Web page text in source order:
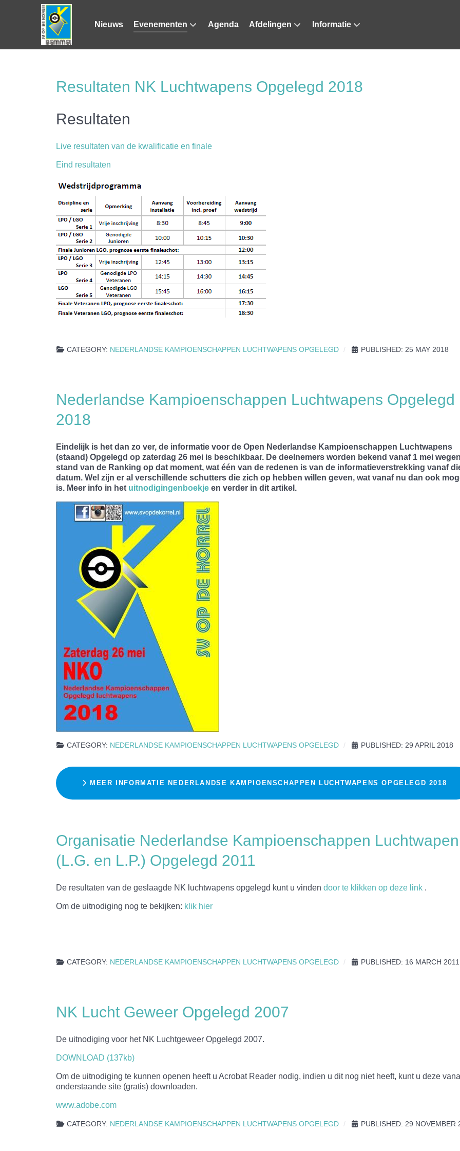
Nieuws Evenementen Agenda Afdelingen Informatie
Resultaten NK Luchtwapens Opgelegd 2018
Resultaten
Live resultaten van de kwalificatie en finale
Eind resultaten
CATEGORY: NEDERLANDSE KAMPIOENSCHAPPEN LUCHTWAPENS OPGELEGD PUBLISHED: 25 MAY 2018
Nederlandse Kampioenschappen Luchtwapens Opgelegd
2018
Eindelijk is het dan zo ver, de informatie voor de Open Nederlandse Kampioenschappen Luchtwapens
(staand) Opgelegd op zaterdag 26 mei is beschikbaar. De deelnemers worden bekend vanaf 1 mei
stand van de Ranking op dat moment, wat één van de redenen is van de informatieverstrekking vanaf
datum. Wel zijn er al verschillende schutters die zich op hebben willen geven, wat vanaf nu dan ook
is. Meer info in het uitnodigingenboekje en verder in dit artikel.
CATEGORY: NEDERLANDSE KAMPIOENSCHAPPEN LUCHTWAPENS OPGELEGD PUBLISHED: 29 APRIL 2018
MEER INFORMATIE NEDERLANDSE KAMPIOENSCHAPPEN LUCHTWAPENS OPGELEGD 2018
Organisatie Nederlandse Kampioenschappen Luchtwapen
(L.G. en L.P.) Opgelegd 2011
De resultaten van de geslaagde NK luchtwapens opgelegd kunt u vinden door te klikken op deze link .
Om de uitnodiging nog te bekijken: klik hier
CATEGORY: NEDERLANDSE KAMPIOENSCHAPPEN LUCHTWAPENS OPGELEGD PUBLISHED: 16 MARCH 2011
NK Lucht Geweer Opgelegd 2007
De uitnodiging voor het NK Luchtgeweer Opgelegd 2007.
DOWNLOAD (137kb)
Om de uitnodiging te kunnen openen heeft u Acrobat Reader nodig, indien u dit nog niet heeft, kunt u deze
onderstaande site (gratis) downloaden.
www.adobe.com
CATEGORY: NEDERLANDSE KAMPIOENSCHAPPEN LUCHTWAPENS OPGELEGD PUBLISHED: 29 NOVEMBER